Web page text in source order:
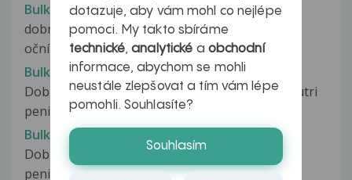
Bulka v oku
dobrý den paní doktorko manžel má cca rok na
očním bělmu jakýsi útvar.Vypadá...
Bulka v penise
Dobry den,uz davnejsie som si nahmatal vo vnutri
penisu niečo tvrde vo velkosti...
Bulka v penisu
Dobrý den, asi před dvěma měsíci jsem v těle
penisu nahmatal bulku. Asi tak...
dotazuje, aby vám mohl co nejlépe
pomoci. My takto sbíráme
technické,analytické a obchodní
informace, abychom se mohli
neustále zlepšovat a tím vám lépe
pomohli. Souhlasíte?
Souhlasím